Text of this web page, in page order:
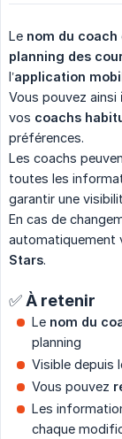
Le nom du coach
planning des
l’application
Vous pouvez ainsi
vos coachs
préférences.
Les coachs
toutes les
garantir une
En cas de
automatiquement
Stars.
✅ À retenir
Le nom du
planning
Visible depuis
Vous pouvez
Les
chaque